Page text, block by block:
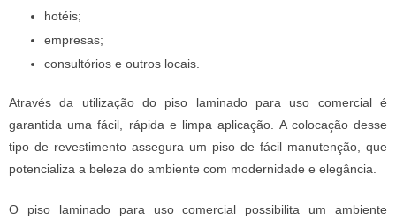
hotéis;
empresas;
consultórios e outros locais.
Através da utilização do piso laminado para uso comercialé
garantida uma fácil, rápida e limpa aplicação. A colocação desse
tipo de revestimento assegura um piso de fácil manutenção, que
potencializa a beleza do ambiente com modernidade e elegância.
O piso laminado para uso comercial possibilita um ambiente